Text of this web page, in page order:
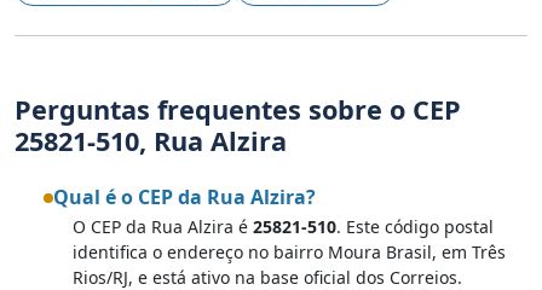
Perguntas frequentes sobre o CEP
25821-510, Rua Alzira
Qual é o CEP da Rua Alzira?
O CEP da Rua Alzira é 25821-510. Este código postal
identifica o endereço no bairro Moura Brasil, em Três
Rios/RJ, e está ativo na base oficial dos Correios.